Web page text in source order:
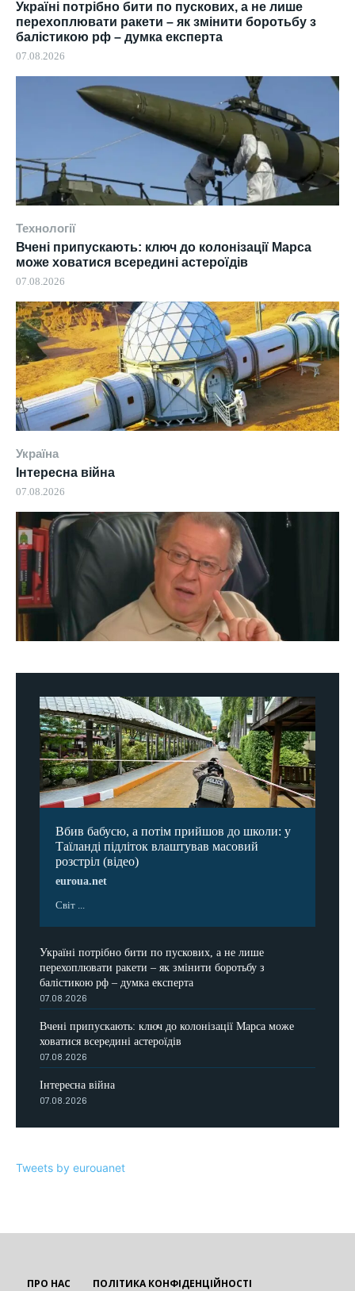
Україні потрібно бити по пускових, а не лише
перехоплювати ракети – як змінити боротьбу з
балістикою рф – думка експерта
07.08.2026
Технології
Вчені припускають: ключ до колонізації Марса
може ховатися всередині астероїдів
07.08.2026
Україна
Інтересна війна
07.08.2026
Вбив бабусю, а потім прийшов до школи: у
Таїланді підліток влаштував масовий
розстріл (відео)
euroua.net
Світ ...
Україні потрібно бити по пускових, а не лише
перехоплювати ракети – як змінити боротьбу з
балістикою рф – думка експерта
07.08.2026
Вчені припускають: ключ до колонізації Марса може
ховатися всередині астероїдів
07.08.2026
Інтересна війна
07.08.2026
Tweets by eurouanet
ПРО НАС ПОЛІТИКА КОНФІДЕНЦІЙНОСТІ